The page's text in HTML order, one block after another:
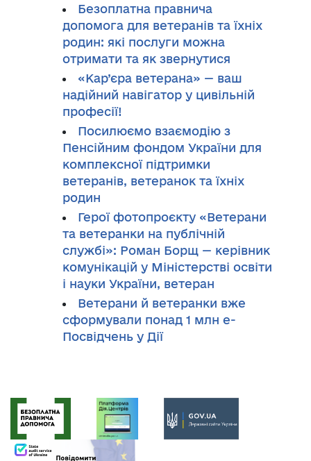
Безоплатна правнича
допомога для ветеранів та їхніх
родин: які послуги можна
отримати та як звернутися
«Кар’єра ветерана» — ваш
надійний навігатор у цивільній
професії!
Посилюємо взаємодію з
Пенсійним фондом України для
комплексної підтримки
ветеранів, ветеранок та їхніх
родин
Герої фотопроєкту «Ветерани
та ветеранки на публічній
службі»: Роман Борщ — керівник
комунікацій у Міністерстві освіти
і науки України, ветеран
Ветерани й ветеранки вже
сформували понад 1 млн е-
Посвідчень у Дії